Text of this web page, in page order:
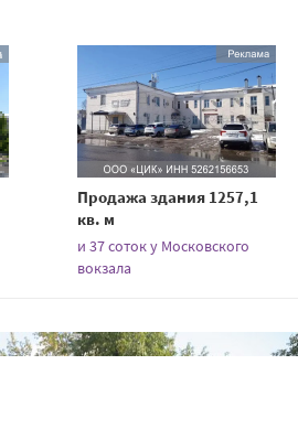
Продажа здания 1257,1
кв. м
и 37 соток у Московского
вокзала